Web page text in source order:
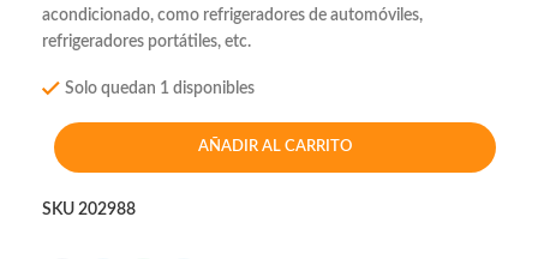
acondicionado, como refrigeradores de automóviles,
refrigeradores portátiles, etc.
Solo quedan 1 disponibles
AÑADIR AL CARRITO
SKU 202988